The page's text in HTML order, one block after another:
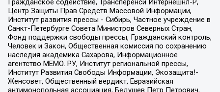
Гражданское содействие, Трансперенси Интернешнл-Р,
Центр Защиты Прав Средств Массовой Информации,
Институт развития прессы - Сибирь, Частное учреждение в
Санкт-Петербурге Совета Министров Северных Стран,
Фонд поддержки свободы прессы, Гражданский контроль,
Человек и Закон, Общественная комиссия по сохранению
наследия академика Сахарова, Информационное
агентство МЕМО. РУ, Институт региональной прессы,
Институт Развития Свободы Информации, Экозащита!-
Женсовет, Общественный вердикт, Евразийская